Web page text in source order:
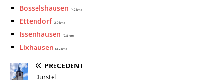
Bosselshausen (4.2 km)
Ettendorf (2.0 km)
Issenhausen (2.8 km)
Lixhausen (3.2 km)
PRÉCÉDENT
Durstel